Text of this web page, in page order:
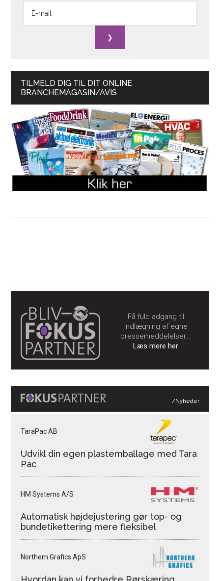
TILMELD DIG TIL DIT ONLINE
BRANCHEMAGASIN/AVIS
Få fuld adgang til
indlægning af egne
pressemeddelelser...
Læs mere her
/Nyheder
TaraPac AB
Udvikl din egen plastemballage med Tara
Pac
HM Systems A/S
Automatisk højdejustering gør top- og
bundetikettering mere fleksibel
Northern Grafics ApS